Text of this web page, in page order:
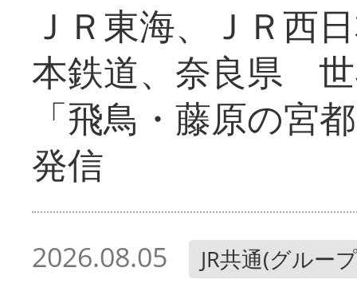
ＪＲ東海、ＪＲ西
本鉄道、奈良県
「飛鳥・藤原の宮
発信
2026.08.05 JR共通(グルー